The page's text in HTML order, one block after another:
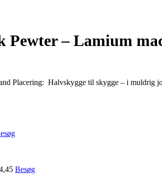
Pewter – Lamium
Placering: Halvskygge til skygge – i muldrig
Besøg